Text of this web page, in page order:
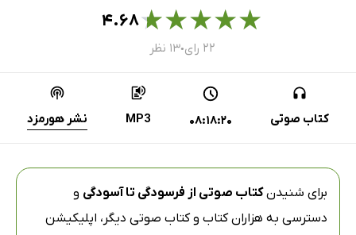
★
★
★
★
★۴.۶۸
۲۲ رای ●۱۳ نظر
کتاب صوتی 08:18:20
MP3 نشر هورمزد
برای شنیدنکتاب صوتی از فرسودگی تا آسودگی و
دسترسی به هزاران کتاب و کتاب صوتی دیگر، اپلیکیشن